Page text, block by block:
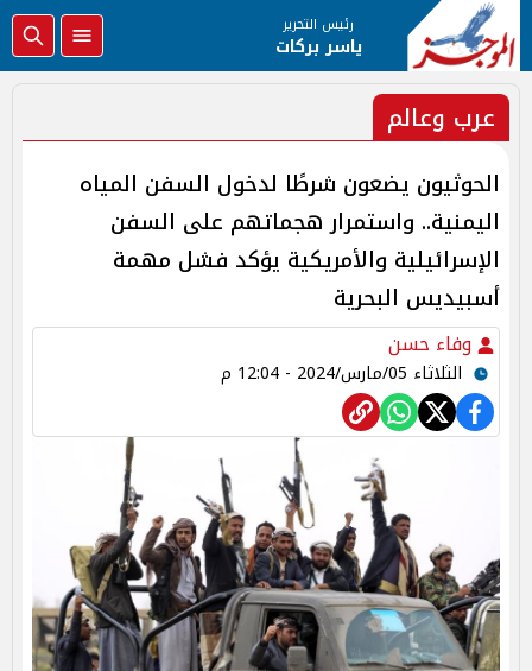
رئيس التحرير
ياسر بركات
عرب وعالم
الحوثيون يضعون شرطًا لدخول السفن المياه
اليمنية.. واستمرار هجماتهم على السفن
الإسرائيلية والأمريكية يؤكد فشل مهمة
أسبيديس البحرية
وفاء حسن
الثلاثاء 05/مارس/2024 - 12:04 م